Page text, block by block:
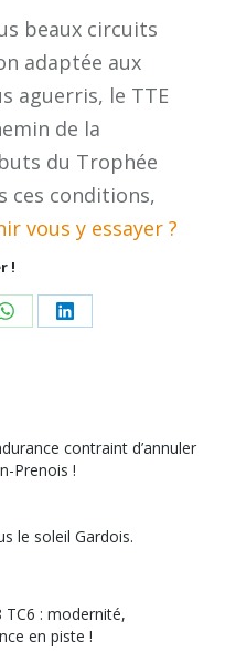
beaux circuits
adaptée aux
aguerris, le TTE
de la
du Trophée
ces conditions,
vous y essayer ?
!
Share Share
contraint d’annuler
Prenois !
le soleil Gardois.
: modernité,
en piste !